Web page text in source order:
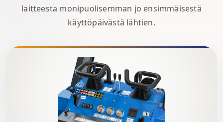
laitteesta monipuolisemman jo ensimmäisestä
käyttöpäivästä lähtien.